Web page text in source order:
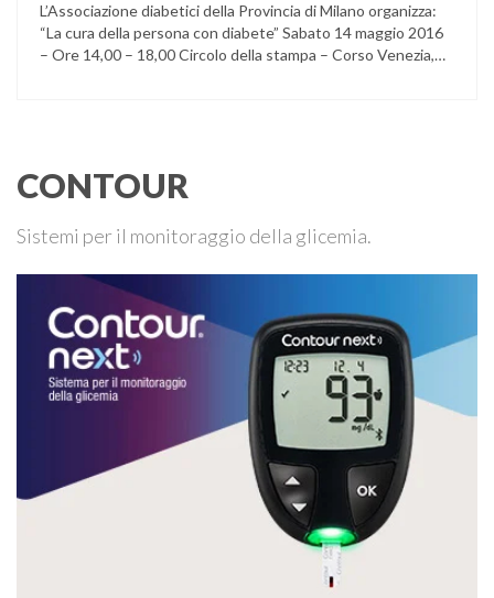
L’Associazione diabetici della Provincia di Milano organizza:
“La cura della persona con diabete” Sabato 14 maggio 2016
– Ore 14,00 – 18,00 Circolo della stampa – Corso Venezia,
CONTOUR
Sistemi per il monitoraggio della glicemia.